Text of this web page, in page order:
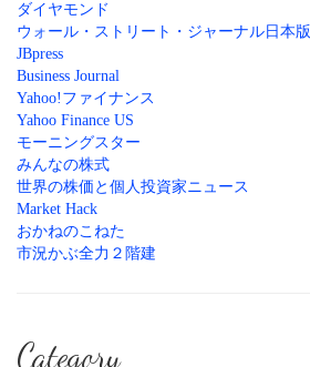
ダイヤモンド
ウォール・ストリート・ジャーナル日本版
JBpress
Business Journal
Yahoo!ファイナンス
Yahoo Finance US
モーニングスター
みんなの株式
世界の株価と個人投資家ニュース
Market Hack
おかねのこねた
市況かぶ全力２階建
Category